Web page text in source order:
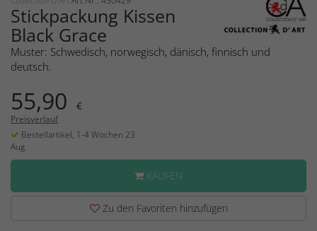
Stickpackung Kissen
Black Grace
Muster: Schwedisch, norwegisch, dänisch, finnisch und
deutsch.
55,90 €
Preisverlauf
Bestellartikel, 1-4 Wochen 23
Aug
KAUFEN
Zu den Favoriten hinzufügen